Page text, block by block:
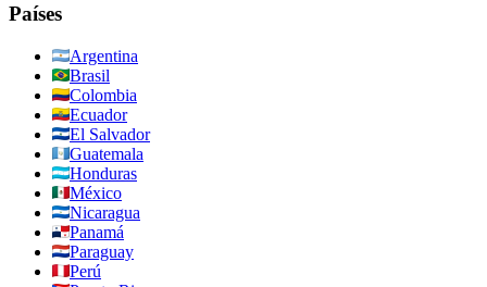
Países
Argentina
Brasil
Colombia
Ecuador
El Salvador
Guatemala
Honduras
México
Nicaragua
Panamá
Paraguay
Perú